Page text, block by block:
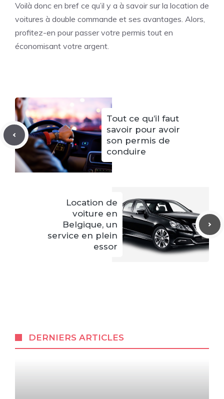
Voilà donc en bref ce qu’il y a à savoir sur la location de
voitures à double commande et ses avantages. Alors,
profitez-en pour passer votre permis tout en
économisant votre argent.
Tout ce qu’il faut
savoir pour avoir
son permis de
conduire
Location de
voiture en
Belgique, un
service en plein
essor
DERNIERS ARTICLES